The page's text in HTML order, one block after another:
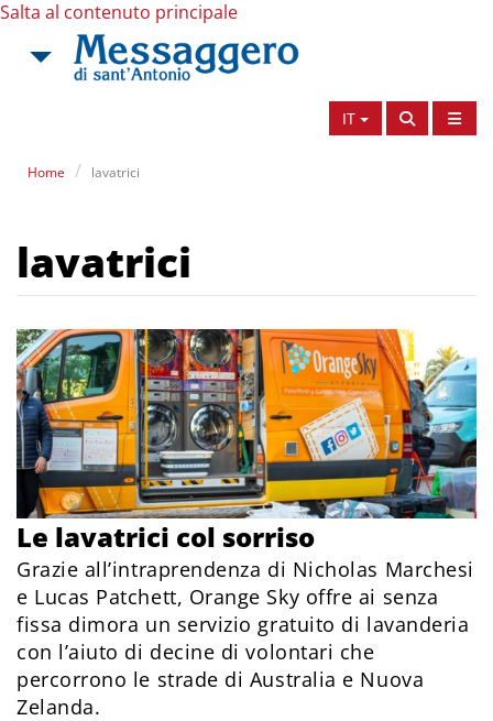
Salta al contenuto principale
IT
Home lavatrici
lavatrici
Le lavatrici col sorriso
Grazie all’intraprendenza di Nicholas Marchesi
e Lucas Patchett, Orange Sky offre ai senza
fissa dimora un servizio gratuito di lavanderia
con l’aiuto di decine di volontari che
percorrono le strade di Australia e Nuova
Zelanda.